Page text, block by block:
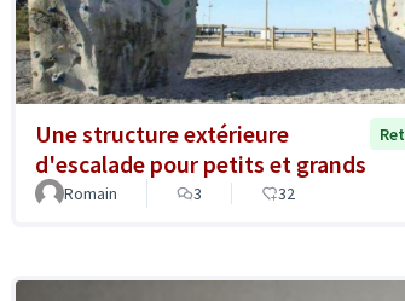
Une structure extérieure
d'escalade pour petits et grands
Romain 3 32